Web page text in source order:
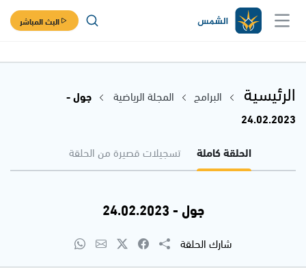
البث المباشر
الرئيسية البرامج المجلة الرياضية
جول -
24.02.2023
الحلقة كاملة
تسجيلات قصيرة من الحلقة
جول - 24.02.2023
شارك الحلقة